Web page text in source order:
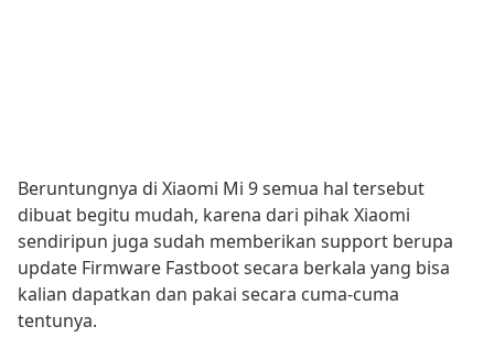
Beruntungnya di Xiaomi Mi 9 semua hal tersebut
dibuat begitu mudah, karena dari pihak Xiaomi
sendiripun juga sudah memberikan support berupa
update Firmware Fastboot secara berkala yang bisa
kalian dapatkan dan pakai secara cuma-cuma
tentunya.